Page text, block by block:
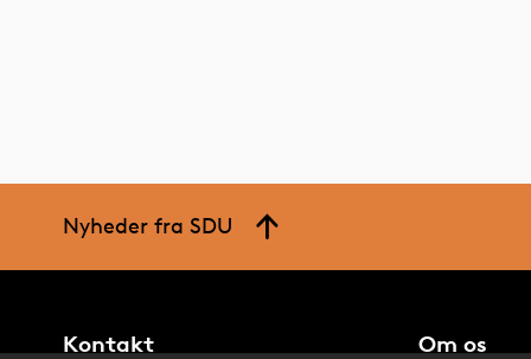
Nyheder fra SDU
Kontakt Om os